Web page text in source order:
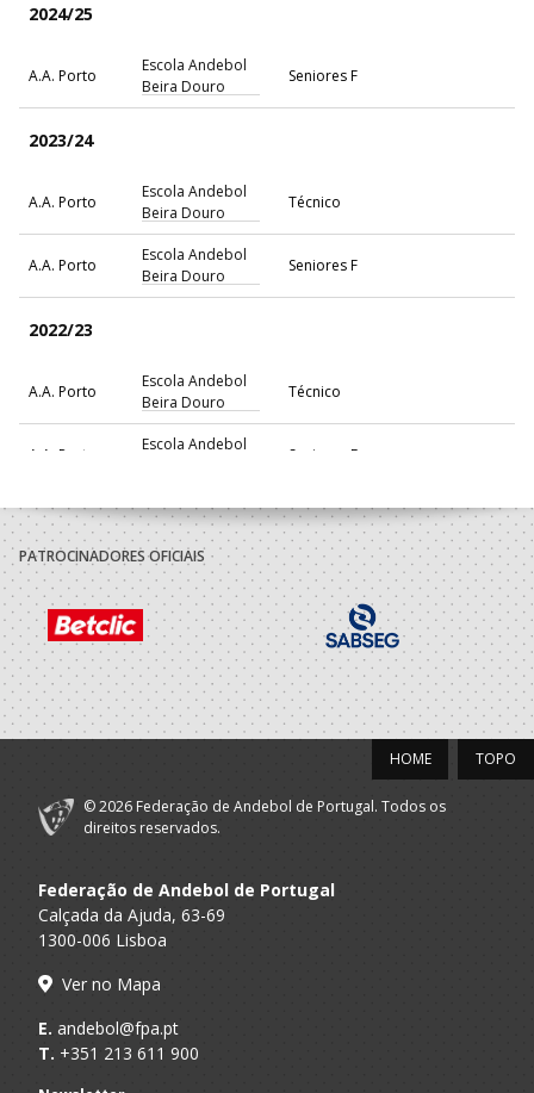
2024/25
A.A. Porto
Escola Andebol
Beira Douro
Seniores F
2023/24
A.A. Porto
Escola Andebol
Beira Douro
Técnico
A.A. Porto
Escola Andebol
Beira Douro
Seniores F
2022/23
A.A. Porto
Escola Andebol
Beira Douro
Técnico
A.A. Porto
Escola Andebol
Seniores F
2021/22
A.A. Porto
Escola Andebol
Beira Douro
Técnico
A.A. Porto
Escola Andebol
Beira Douro
Seniores F
2020/21
A.A. Porto
Clube Andebol S.
2019/20
Clube Andebol S.
A.A. Porto
Felix Marinha
2018/19
PATROCINADORES OFICIAIS
TOPO
HOME
© 2026 Federação de Andebol de Portugal. Todos os
direitos reservados.
Federação de Andebol de Portugal
Calçada da Ajuda, 63-69
1300-006 Lisboa
Ver no Mapa
E. andebol@fpa.pt
T. +351 213 611 900